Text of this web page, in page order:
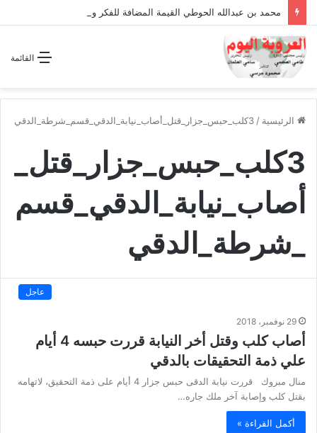
محمد بن عبدالله الحوطي القيمة المضافة للفكر والثقافة والتاريخ !
القائمة
الرئيسية / 3كلب_حبس_جزار_قتل_أصاب_نيابة_الدقي_قسم_شرطة_الدقي
3كلب_حبس_جزار_قتل_
أصاب_نيابة_الدقي_قسم
_شرطة_الدقي
عاجل
29 نوفمبر، 2018
أصاب كلب وقتل أخر النيابة قررت حبسه 4 أيام
علي ذمة التحقيقات بالدقي
منال مبروك قررت نيابة الدقى حبس جزار 4 أيام على ذمة التحقيق، لاتهامه
بقتل كلب وإصابة آخر ملك جاره…
أكمل القراءة »